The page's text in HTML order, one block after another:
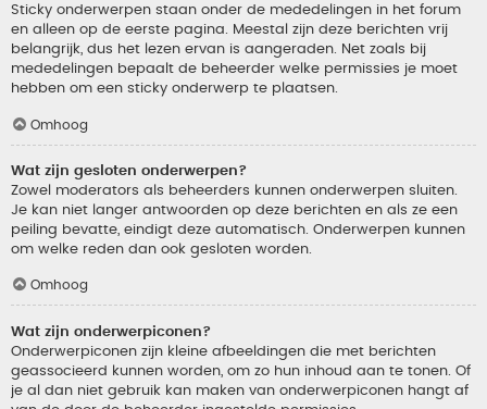
Sticky onderwerpen staan onder de mededelingen in het forum
en alleen op de eerste pagina. Meestal zijn deze berichten vrij
belangrijk, dus het lezen ervan is aangeraden. Net zoals bij
mededelingen bepaalt de beheerder welke permissies je moet
hebben om een sticky onderwerp te plaatsen.
Omhoog
Wat zijn gesloten onderwerpen?
Zowel moderators als beheerders kunnen onderwerpen sluiten.
Je kan niet langer antwoorden op deze berichten en als ze een
peiling bevatte, eindigt deze automatisch. Onderwerpen kunnen
om welke reden dan ook gesloten worden.
Omhoog
Wat zijn onderwerpiconen?
Onderwerpiconen zijn kleine afbeeldingen die met berichten
geassocieerd kunnen worden, om zo hun inhoud aan te tonen. Of
je al dan niet gebruik kan maken van onderwerpiconen hangt af